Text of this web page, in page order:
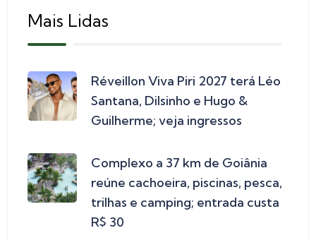
Mais Lidas
Réveillon Viva Piri 2027 terá Léo
Santana, Dilsinho e Hugo &
Guilherme; veja ingressos
Complexo a 37 km de Goiânia
reúne cachoeira, piscinas, pesca,
trilhas e camping; entrada custa
R$ 30